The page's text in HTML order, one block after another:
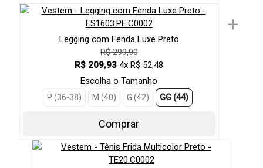
Legging com Fenda Luxe Preto
R$ 299,90
R$ 209,93 4x R$ 52,48
Escolha o Tamanho
P (36-38) M (40) G (42) GG (44)
Comprar
+